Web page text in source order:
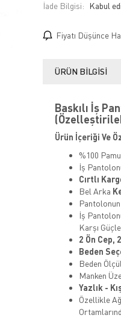
İade Bilgisi:
Fiyatı Düşünce
ÜRÜN BILGISI
Baskılı İş
Ürün İçeriği Ve
%100
İş
Cırtlı
Bel Arka
Pantolonun
İş
Karşı
2 Ön Cep,
Beden
Beden
Manken
Yazlık -
Özellikle